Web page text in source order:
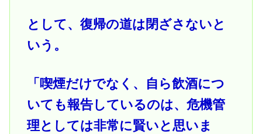
として、復帰の道は閉ざさないと
いう。
「喫煙だけでなく、自ら飲酒につ
いても報告しているのは、危機管
理としては非常に賢いと思いま